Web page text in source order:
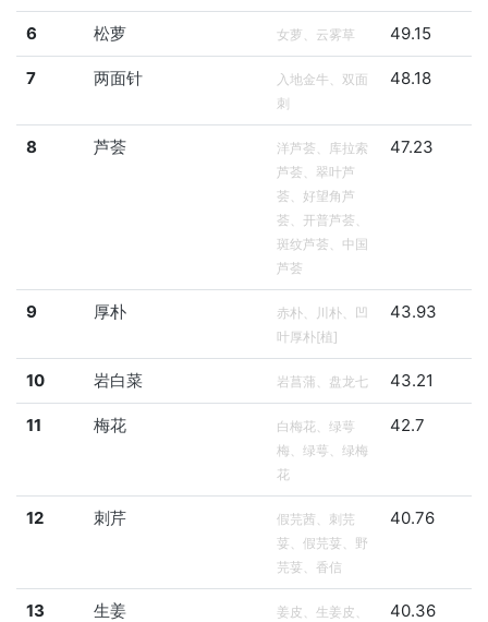
6 松萝 女萝、云雾草 49.15
7 两面针
入地金牛、双面
刺
48.18
8 芦荟
洋芦荟、库拉索
芦荟、翠叶芦
荟、好望角芦
荟、开普芦荟、
斑纹芦荟、中国
芦荟
47.23
9 厚朴
赤朴、川朴、凹
叶厚朴[植]
43.93
10 岩白菜 岩菖蒲、盘龙七 43.21
11 梅花
白梅花、绿萼
梅、绿萼、绿梅
花
42.7
12 刺芹
假芫茜、刺芫
荽、假芫荽、野
芫荽、香信
40.76
13 生姜
姜皮、生姜皮、
40.36